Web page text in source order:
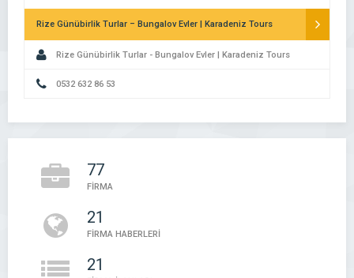
Rize Günübirlik Turlar – Bungalov Evler | Karadeniz Tours
Rize Günübirlik Turlar - Bungalov Evler | Karadeniz Tours
0532 632 86 53
77
FİRMA
21
FİRMA HABERLERİ
21